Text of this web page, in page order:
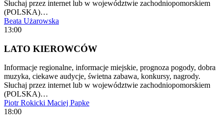
Słuchaj przez internet lub w województwie zachodniopomorskiem
(POLSKA)…
Beata Użarowska
13:00
LATO KIEROWCÓW
Informacje regionalne, informacje miejskie, prognoza pogody, dobra
muzyka, ciekawe audycje, świetna zabawa, konkursy, nagrody.
Słuchaj przez internet lub w województwie zachodniopomorskiem
(POLSKA)…
Piotr Rokicki Maciej Papke
18:00